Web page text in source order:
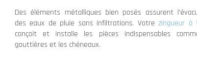
Des éléments métalliques bien posés assurent
des eaux de pluie sans infiltrations. Votrezingueur à
conçoit et installe les pièces indispensables
gouttières et les chéneaux.